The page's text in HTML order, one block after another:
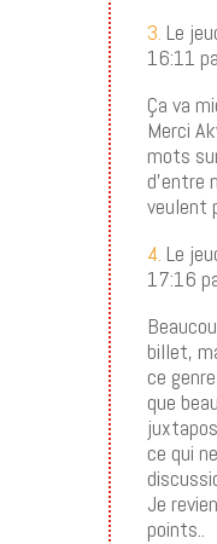
3. Le
16:11
Ça va
Merci
mots
d’entre
veulent
4. Le
17:16
billet,
ce
que
ce qui
Je
points..